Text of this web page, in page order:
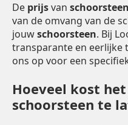
De prijsvan
van de omvang van de
jouwschoorsteen. Bij
transparante en eerlijke
ons op voor een
Hoeveel kost
schoorsteen te